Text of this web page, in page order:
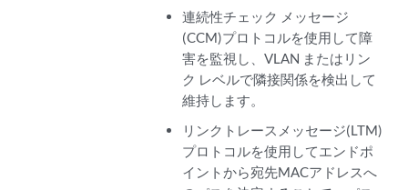
連続性チェック メッセージ
(CCM)プロトコルを使用して障
害を監視し、VLAN またはリン
ク レベルで隣接関係を検出して
維持します。
リンクトレースメッセージ(LTM)
プロトコルを使用してエンドポ
イントから宛先MACアドレスへ